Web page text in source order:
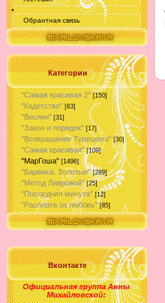
Обрантная связь
Категории
"Самая красивая 2" [150]
"Кадетство" [63]
"Висяки" [31]
"Закон и порядок" [17]
"Возвращение Турецкого" [30]
"Самая красивая" [109]
"МарГоша" [1496]
"Барвиха. Золотые" [289]
"Метод Лавровой" [25]
"Последняя минута" [12]
"Расплата за любовь" [85]
Вконтакте
Официальная группа Анны
Михайловской: